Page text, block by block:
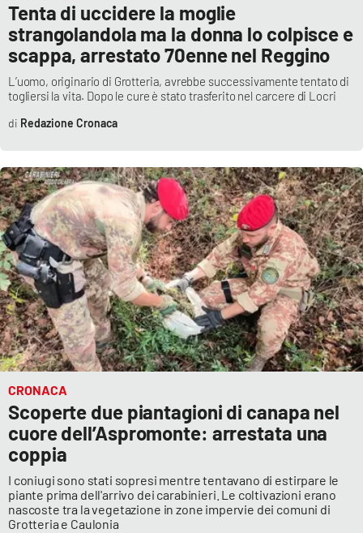
Tenta di uccidere la moglie
strangolandola ma la donna lo colpisce e
scappa, arrestato 70enne nel Reggino
L’uomo, originario di Grotteria, avrebbe successivamente tentato di
togliersi la vita. Dopo le cure è stato trasferito nel carcere di Locri
Redazione Cronaca
CRONACA
Scoperte due piantagioni di canapa nel
cuore dell’Aspromonte: arrestata una
coppia
I coniugi sono stati sopresi mentre tentavano di estirpare le
piante prima dell'arrivo dei carabinieri. Le coltivazioni erano
nascoste tra la vegetazione in zone impervie dei comuni di
Grotteria e Caulonia